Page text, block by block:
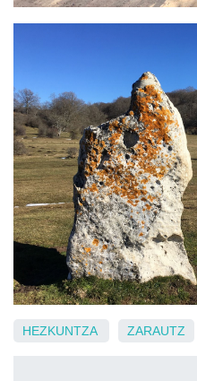
HEZKUNTZA ZARAUTZ